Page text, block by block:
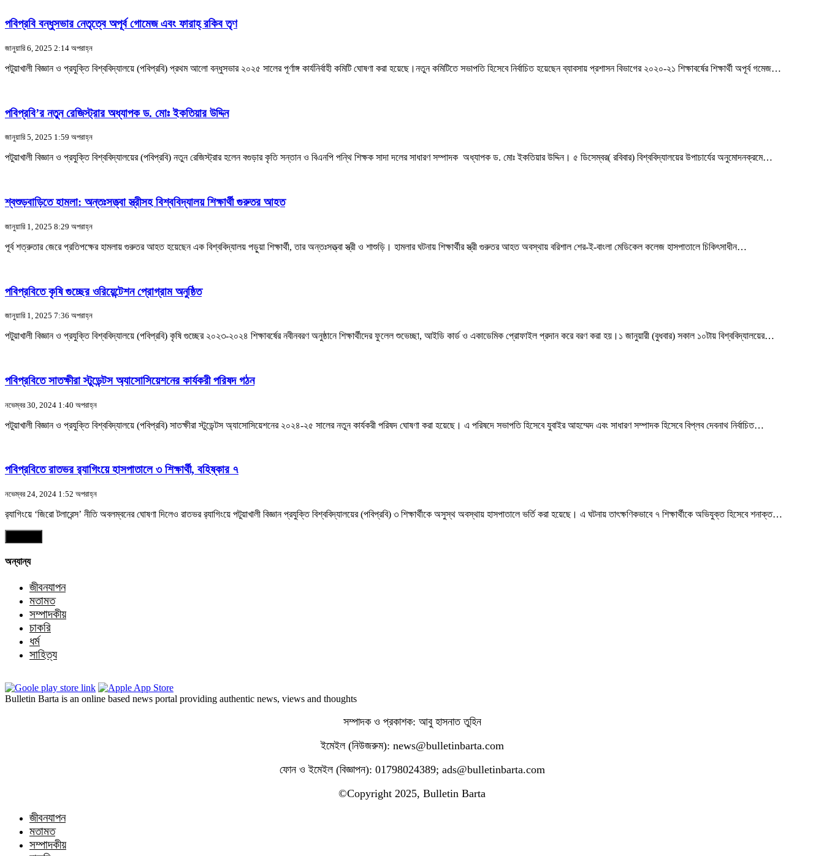
পবিপ্রবি বন্ধুসভার নেতৃত্বে অপূর্ব গোমেজ এবং ফারাহ্ রকিব তৃণ
জানুয়ারি 6, 2025 2:14 অপরাহ্ন
পটুয়াখালী বিজ্ঞান ও প্রযুক্তি বিশ্ববিদ্যালয়ে (পবিপ্রবি) প্রথম আলো বন্ধুসভার ২০২৫ সালের পূর্ণাঙ্গ কার্যনির্বাহী কমিটি ঘোষণা করা হয়েছে।নতুন কমিটিতে সভাপতি হিসেবে নির্বাচিত হয়েছেন ব্যাবসায় প্রশাসন বিভাগের ২০২০-২১ শিক্ষাবর্ষের শিক্ষার্থী অপূর্ব গমেজ…
পবিপ্রবি’র নতুন রেজিস্ট্রার অধ্যাপক ড. মোঃ ইকতিয়ার উদ্দিন
জানুয়ারি 5, 2025 1:59 অপরাহ্ন
পটুয়াখালী বিজ্ঞান ও প্রযুক্তি বিশ্ববিদ্যালয়ের (পবিপ্রবি) নতুন রেজিস্ট্রার হলেন বগুড়ার কৃতি সন্তান ও বিএনপি পন্থি শিক্ষক সাদা দলের সাধারণ সম্পাদক অধ্যাপক ড. মোঃ ইকতিয়ার উদ্দিন। ৫ ডিসেম্বর( রবিবার) বিশ্ববিদ্যালয়ের উপাচার্যের অনুমোদনক্রমে…
শ্বশুড়বাড়িতে হামলা: অন্তঃসত্ত্বা স্ত্রীসহ বিশ্ববিদ্যালয় শিক্ষার্থী গুরুতর আহত
জানুয়ারি 1, 2025 8:29 অপরাহ্ন
পূর্ব শত্রুতার জেরে প্রতিপক্ষের হামলায় গুরুতর আহত হয়েছেন এক বিশ্ববিদ্যালয় পড়ুয়া শিক্ষার্থী, তার অন্তঃসত্ত্বা স্ত্রী ও শাশুড়ি। হামলার ঘটনায় শিক্ষার্থীর স্ত্রী গুরুতর আহত অবস্থায় বরিশাল শের-ই-বাংলা মেডিকেল কলেজ হাসপাতালে চিকিৎসাধীন…
পবিপ্রবিতে কৃষি গুচ্ছের ওরিয়েন্টেশন প্রোগ্রাম অনুষ্ঠিত
জানুয়ারি 1, 2025 7:36 অপরাহ্ন
পটুয়াখালী বিজ্ঞান ও প্রযুক্তি বিশ্ববিদ্যালয়ে (পবিপ্রবি) কৃষি গুচ্ছের ২০২৩-২০২৪ শিক্ষাবর্ষের নবীনবরণ অনুষ্ঠানে শিক্ষার্থীদের ফুলেল শুভেচ্ছা, আইডি কার্ড ও একাডেমিক প্রোফাইল প্রদান করে বরণ করা হয়।১ জানুয়ারী (বুধবার) সকাল ১০টায় বিশ্ববিদ্যালয়ের…
পবিপ্রবিতে সাতক্ষীরা স্টুডেন্টস অ্যাসোসিয়েশনের কার্যকরী পরিষদ গঠন
নভেম্বর 30, 2024 1:40 অপরাহ্ন
পটুয়াখালী বিজ্ঞান ও প্রযুক্তি বিশ্ববিদ্যালয়ে (পবিপ্রবি) সাতক্ষীরা স্টুডেন্টস অ্যাসোসিয়েশনের ২০২৪-২৫ সালের নতুন কার্যকরী পরিষদ ঘোষণা করা হয়েছে। এ পরিষদে সভাপতি হিসেবে যুবাইর আহম্মেদ এবং সাধারণ সম্পাদক হিসেবে বিপ্লব দেবনাথ নির্বাচিত…
পবিপ্রবিতে রাতভর র‍্যাগিংয়ে হাসপাতালে ৩ শিক্ষার্থী, বহিষ্কার ৭
নভেম্বর 24, 2024 1:52 অপরাহ্ন
র‍্যাগিংয়ে ‘জিরো টলারেন্স’ নীতি অবলম্বনের ঘোষণা দিলেও রাতভর র‍্যাগিংয়ে পটুয়াখালী বিজ্ঞান প্রযুক্তি বিশ্ববিদ্যালয়ের (পবিপ্রবি) ৩ শিক্ষার্থীকে অসুস্থ অবস্থায় হাসপাতালে ভর্তি করা হয়েছে। এ ঘটনায় তাৎক্ষণিকভাবে ৭ শিক্ষার্থীকে অভিযুক্ত হিসেবে শনাক্ত…
অন্যান্য
জীবনযাপন
মতামত
সম্পাদকীয়
চাকরি
ধর্ম
সাহিত্য
Bulletin Barta is an online based news portal providing authentic news, views and thoughts
সম্পাদক ও প্রকাশক: আবু হাসনাত তুহিন
ইমেইল (নিউজরুম): news@bulletinbarta.com
ফোন ও ইমেইল (বিজ্ঞাপন): 01798024389; ads@bulletinbarta.com
©️Copyright 2025, Bulletin Barta
জীবনযাপন
মতামত
সম্পাদকীয়